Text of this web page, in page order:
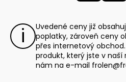
Uvedené ceny již
poplatky, zároveň ceny
přes internetový
produkt, který jste v naší
nám na e-mail